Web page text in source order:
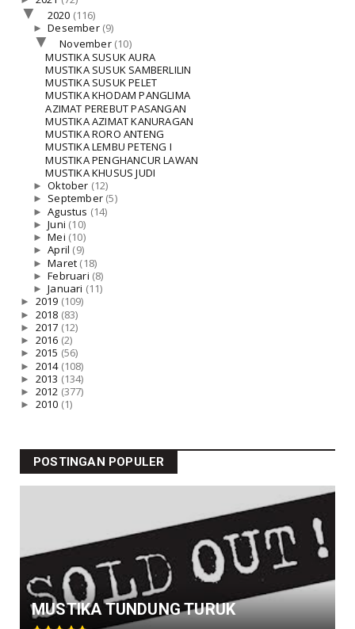
▼ 2020 (116)
►Desember (9)
▼November (10)
MUSTIKA SUSUK AURA
MUSTIKA SUSUK SAMBERLILIN
MUSTIKA SUSUK PELET
MUSTIKA KHODAM PANGLIMA
AZIMAT PEREBUT PASANGAN
MUSTIKA AZIMAT KANURAGAN
MUSTIKA RORO ANTENG
MUSTIKA LEMBU PETENG I
MUSTIKA PENGHANCUR LAWAN
MUSTIKA KHUSUS JUDI
►Oktober (12)
► September (5)
►Agustus (14)
►Juni (10)
►Mei (10)
►April (9)
►Maret (18)
►Februari (8)
►Januari (11)
► 2019 (109)
► 2018 (83)
► 2017 (12)
► 2016 (2)
► 2015 (56)
► 2014 (108)
► 2013 (134)
► 2012 (377)
► 2010 (1)
POSTINGAN POPULER
MUSTIKA TUNDUNG TURUK